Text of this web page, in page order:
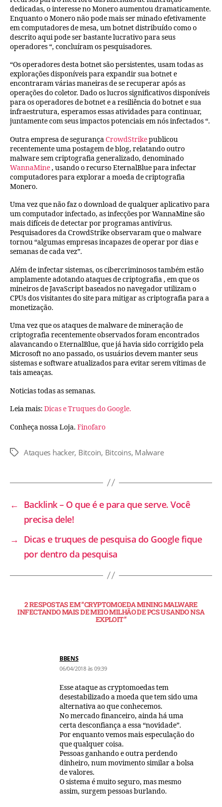
dedicadas, o interesse no Monero aumentou dramaticamente.
Enquanto o Monero não pode mais ser minado efetivamente
em computadores de mesa, um botnet distribuído como o
descrito aqui pode ser bastante lucrativo para seus
operadores “, concluíram os pesquisadores.
“Os operadores desta botnet são persistentes, usam todas as
explorações disponíveis para expandir sua botnet e
encontraram várias maneiras de se recuperar após as
operações do coletor. Dado os lucros significativos disponíveis
para os operadores de botnet e a resiliência do botnet e sua
infraestrutura, esperamos essas atividades para continuar,
juntamente com seus impactos potenciais em nós infectados “.
Outra empresa de segurançaCrowdStrikepublicou
recentemente uma postagem de blog, relatando outro
malware sem criptografia generalizado, denominado
WannaMine, usando o recurso EternalBlue para infectar
computadores para explorar a moeda de criptografia
Monero.
Uma vez que não faz o download de qualquer aplicativo para
um computador infectado, as infecções por WannaMine são
mais difíceis de detectar por programas antivírus.
Pesquisadores da CrowdStrike observaram que o malware
tornou “algumas empresas incapazes de operar por dias e
semanas de cada vez”.
Além de infectar sistemas, os cibercriminosos também estão
amplamente adotando ataques de criptografia , em que os
mineiros de JavaScript baseados no navegador utilizam o
CPUs dos visitantes do site para mitigar as criptografia para a
monetização.
Uma vez que os ataques de malware de mineração de
criptografia recentemente observados foram encontrados
alavancando o EternalBlue, que já havia sido corrigido pela
Microsoft no ano passado, os usuários devem manter seus
sistemas e software atualizados para evitar serem vítimas de
tais ameaças.
Noticias todas as semanas.
Leia mais: Dicas e Truques do Google.
Conheça nossa Loja. Finofaro
Ataques hacker, Bitcoin, Bitcoins, Malware
← Backlink – O que é e para que serve. Você
precisa dele!
→ Dicas e truques de pesquisa do Google fique
por dentro da pesquisa
2 RESPOSTAS EM “CRYPTOMOEDA MINING MALWARE
INFECTANDO MAIS DE MEIO MILHÃO DE PCS USANDO NSA
EXPLOIT”
BBENS
06/04/2018 às 09:39
Esse ataque as cryptomoedas tem
desestabilizado a moeda que tem sido uma
alternativa ao que conhecemos.
No mercado financeiro, ainda há uma
certa desconfiança a essa “novidade”.
Por enquanto vemos mais especulação do
que qualquer coisa.
Pessoas ganhando e outra perdendo
dinheiro, num movimento similar a bolsa
de valores.
O sistema é muito seguro, mas mesmo
assim, surgem pessoas burlando.